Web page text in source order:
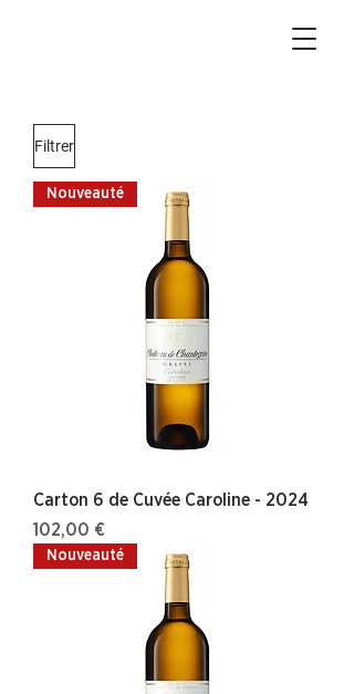
Filtrer
Nouveauté
Carton 6 de Cuvée Caroline - 2024
Prix
102,00 €
Nouveauté